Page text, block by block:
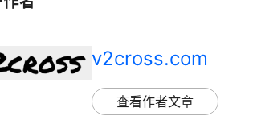
v2cross.com
查看作者文章